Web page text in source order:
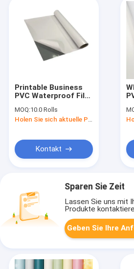
Printable Business
PVC Waterproof Film
Rolls Sticker Roll For
Car Body
MOQ:10.0 Rolls
Kontakt
Sparen Sie Zeit
Lassen Sie uns mit
Produkte
Geben Sie Ihre